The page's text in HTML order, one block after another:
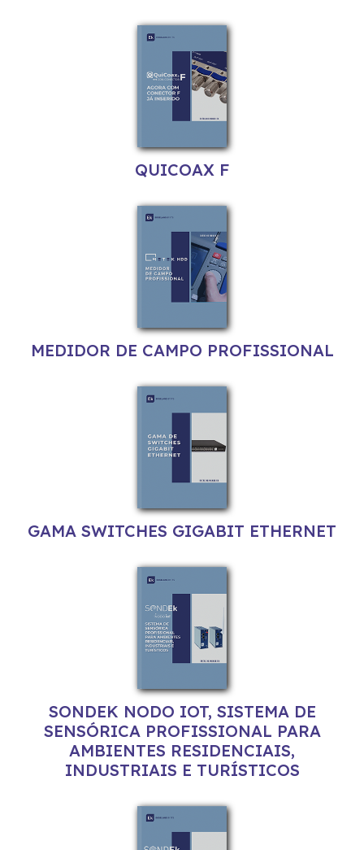
QUICOAX F
MEDIDOR DE CAMPO PROFISSIONAL
GAMA SWITCHES GIGABIT ETHERNET
SONDEK NODO IOT, SISTEMA DE
SENSÓRICA PROFISSIONAL PARA
AMBIENTES RESIDENCIAIS,
INDUSTRIAIS E TURÍSTICOS